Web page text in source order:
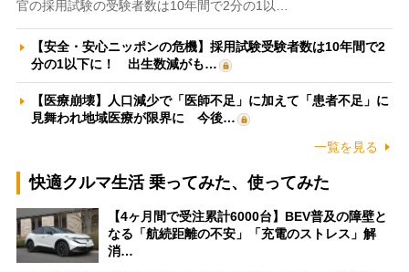
官の採用試験の受験者数は10年間で2分の1以…
【安全・安心ニッポンの危機】採用試験受験者数は10年間で2
分の1以下に！ 出生数減がも…
【医療崩壊】人口減少で「医師不足」に加えて「患者不足」に
見舞われ地域医療が限界に 今後…
一覧を見る
快適クルマ生活 乗ってみた、使ってみた
【4ヶ月間で受注累計6000台】BEV普及の障壁と
なる「航続距離の不安」「充電のストレス」解
消…